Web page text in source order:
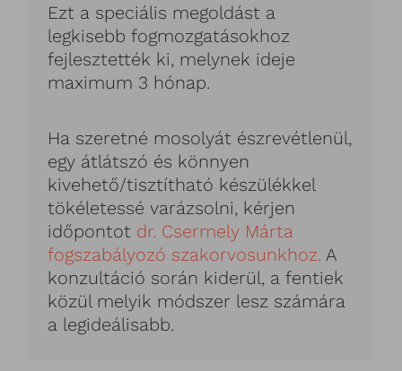
Ezt a speciális megoldást a
legkisebb fogmozgatásokhoz
fejlesztették ki, melynek ideje
maximum 3 hónap.
Ha szeretné mosolyát észrevétlenül,
egy átlátszó és könnyen
kivehető/tisztítható készülékkel
tökéletessé varázsolni, kérjen
időpontot dr. Csermely Márta
fogszabályozó szakorvosunkhoz. A
konzultáció során kiderül, a fentiek
közül melyik módszer lesz számára
a legideálisabb.